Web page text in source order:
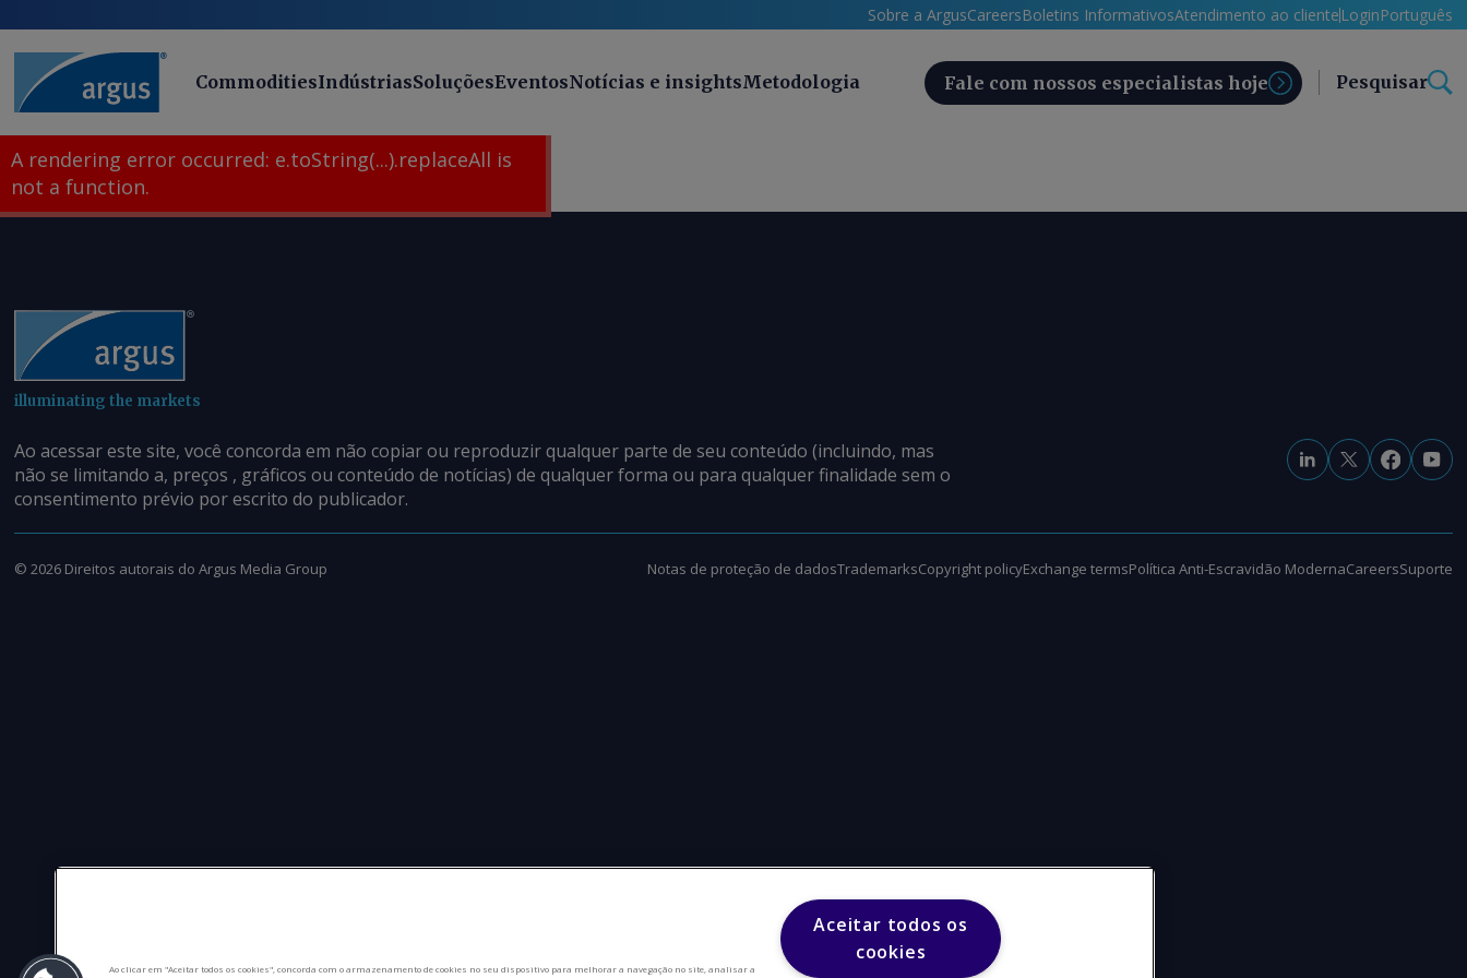
Sobre a ArgusCareersBoletins InformativosAtendimento ao cliente LoginPortuguês
CommoditiesIndústriasSoluçõesEventosNotícias e insightsMetodologia Fale com nossos especialistas hoje Pesquisar
A rendering error occurred: e.toString(...).replaceAll is
not a function.
illuminating the markets
Ao acessar este site, você concorda em não copiar ou reproduzir qualquer parte de seu conteúdo (incluindo, mas
não se limitando a, preços , gráficos ou conteúdo de notícias) de qualquer forma ou para qualquer finalidade sem o
consentimento prévio por escrito do publicador.
© 2026 Direitos autorais do Argus Media Group Notas de proteção de dadosTrademarksCopyright policyExchange termsPolítica Anti-Escravidão ModernaCareersSuporte
Ao clicar em "Aceitar todos os cookies", concorda com o armazenamento de cookies no seu dispositivo para melhorar a navegação no site, analisar a
Aceitar todos os
cookies